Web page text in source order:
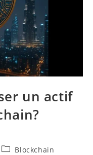
un actif
PostBlockchain